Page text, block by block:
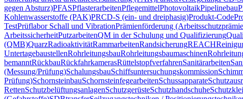
gegen Absturz)PFASPflasterarbeitenPflegemittelPhotovoltaikPipelinebau
Kohlenwasserstoffe (PAK)PRCD-S (ein- und dreiphasig)Produkt-Code
TestPrüflabor Schall und VibrationPrämienförderung
ArbeitssicherheitPutzarbeitenQM in der Schulung und Qualifizierung
(QMB)QuarzRadioaktivitätRammarbeitenRandsicherungREACH
UntertagebaustellenRohrleitungsbauRohrleitungsbaumaschinen
bemanntRückbauRückfahrkamerasRüttelstopfverfahrenSanitärarbeiten
(Messung/Prüfung)SchalungsbauSchiffsuntersuchungskommission
Prüfung)SchornsteinbauSchornsteinfegearbeitenSchussapparate
RettenSchutzbelüftungsanlagenSchutzgerüsteSchutzhandschuhe